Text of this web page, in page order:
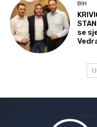
BIH
se